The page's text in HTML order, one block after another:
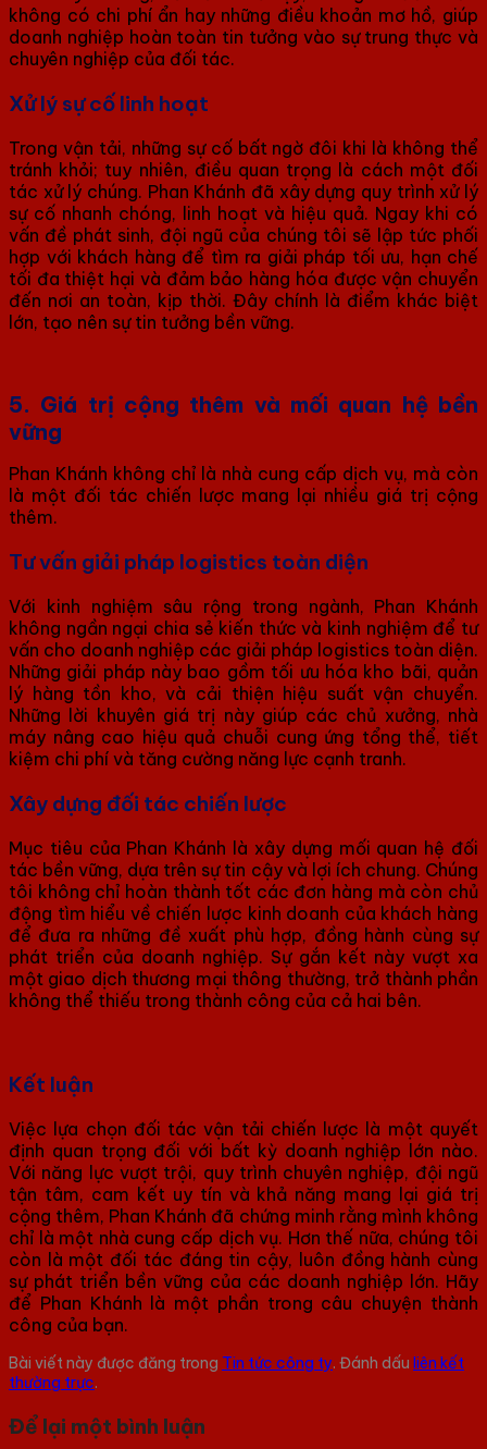
không có chi phí ẩn hay những điều khoản mơ hồ, giúp
doanh nghiệp hoàn toàn tin tưởng vào sự trung thực và
chuyên nghiệp của đối tác.
Xử lý sự cố linh hoạt
Trong vận tải, những sự cố bất ngờ đôi khi là không thể
tránh khỏi; tuy nhiên, điều quan trọng là cách một đối
tác xử lý chúng. Phan Khánh đã xây dựng quy trình xử lý
sự cố nhanh chóng, linh hoạt và hiệu quả. Ngay khi có
vấn đề phát sinh, đội ngũ của chúng tôi sẽ lập tức phối
hợp với khách hàng để tìm ra giải pháp tối ưu, hạn chế
tối đa thiệt hại và đảm bảo hàng hóa được vận chuyển
đến nơi an toàn, kịp thời. Đây chính là điểm khác biệt
lớn, tạo nên sự tin tưởng bền vững.
5. Giá trị cộng thêm và mối quan hệ bền
vững
Phan Khánh không chỉ là nhà cung cấp dịch vụ, mà còn
là một đối tác chiến lược mang lại nhiều giá trị cộng
thêm.
Tư vấn giải pháp logistics toàn diện
Với kinh nghiệm sâu rộng trong ngành, Phan Khánh
không ngần ngại chia sẻ kiến thức và kinh nghiệm để tư
vấn cho doanh nghiệp các giải pháp logistics toàn diện.
Những giải pháp này bao gồm tối ưu hóa kho bãi, quản
lý hàng tồn kho, và cải thiện hiệu suất vận chuyển.
Những lời khuyên giá trị này giúp các chủ xưởng, nhà
máy nâng cao hiệu quả chuỗi cung ứng tổng thể, tiết
kiệm chi phí và tăng cường năng lực cạnh tranh.
Xây dựng đối tác chiến lược
Mục tiêu của Phan Khánh là xây dựng mối quan hệ đối
tác bền vững, dựa trên sự tin cậy và lợi ích chung. Chúng
tôi không chỉ hoàn thành tốt các đơn hàng mà còn chủ
động tìm hiểu về chiến lược kinh doanh của khách hàng
để đưa ra những đề xuất phù hợp, đồng hành cùng sự
phát triển của doanh nghiệp. Sự gắn kết này vượt xa
một giao dịch thương mại thông thường, trở thành phần
không thể thiếu trong thành công của cả hai bên.
Kết luận
Việc lựa chọn đối tác vận tải chiến lược là một quyết
định quan trọng đối với bất kỳ doanh nghiệp lớn nào.
Với năng lực vượt trội, quy trình chuyên nghiệp, đội ngũ
tận tâm, cam kết uy tín và khả năng mang lại giá trị
cộng thêm, Phan Khánh đã chứng minh rằng mình không
chỉ là một nhà cung cấp dịch vụ. Hơn thế nữa, chúng tôi
còn là một đối tác đáng tin cậy, luôn đồng hành cùng
sự phát triển bền vững của các doanh nghiệp lớn. Hãy
để Phan Khánh là một phần trong câu chuyện thành
công của bạn.
Bài viết này được đăng trong Tin tức công ty. Đánh dấu liên kết
thường trực.
Để lại một bình luận